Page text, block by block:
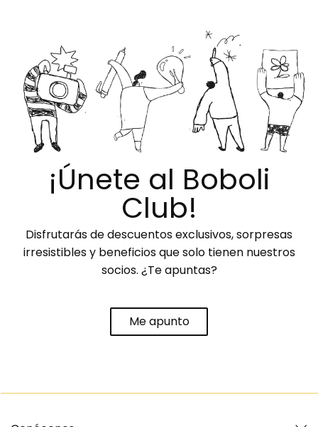
¡Únete al Boboli
Club!
Disfrutarás de descuentos exclusivos, sorpresas
irresistibles y beneficios que solo tienen nuestros
socios. ¿Te apuntas?
Me apunto